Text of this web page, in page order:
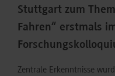
Stuttgart zum
Fahren“ erstmals
Zentrale Erkenntnisse